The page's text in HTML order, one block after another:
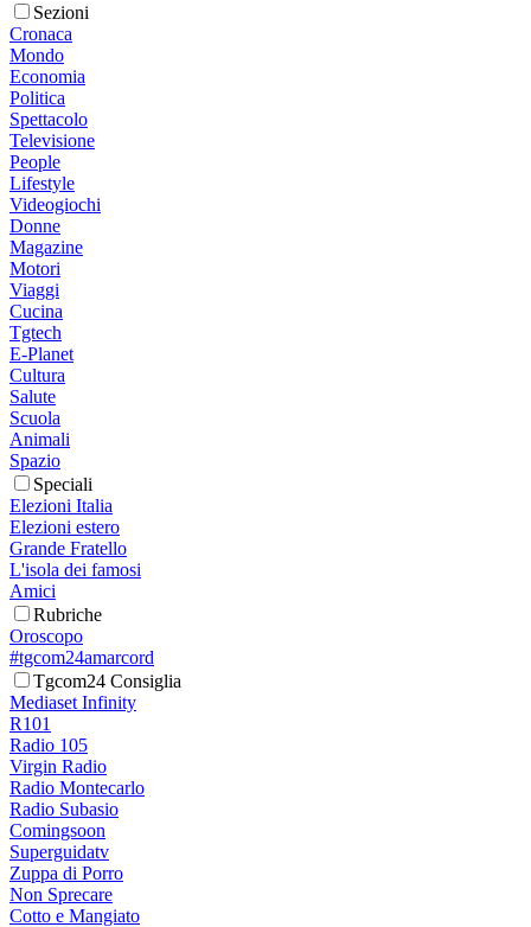
Sezioni
Cronaca
Mondo
Economia
Politica
Spettacolo
Televisione
People
Lifestyle
Videogiochi
Donne
Magazine
Motori
Viaggi
Cucina
Tgtech
E-Planet
Cultura
Salute
Scuola
Animali
Spazio
Speciali
Elezioni Italia
Elezioni estero
Grande Fratello
L'isola dei famosi
Amici
Rubriche
Oroscopo
#tgcom24amarcord
Tgcom24 Consiglia
Mediaset Infinity
R101
Radio 105
Virgin Radio
Radio Montecarlo
Radio Subasio
Comingsoon
Superguidatv
Zuppa di Porro
Non Sprecare
Cotto e Mangiato